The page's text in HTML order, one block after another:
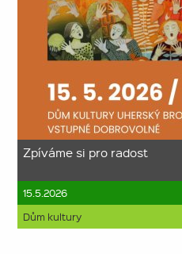
Zpíváme si pro radost
15.5.2026
Dům kultury